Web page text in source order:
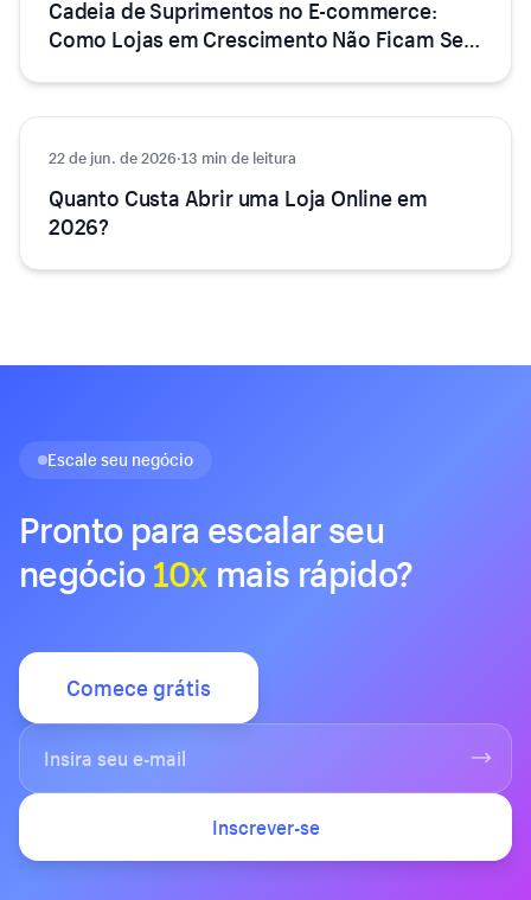
Cadeia de Suprimentos no E-commerce:
Como Lojas em Crescimento Não Ficam Sem
E-commerce
22 de jun. de 2026·13 min de leitura
Quanto Custa Abrir uma Loja Online em
2026?
Escale seu negócio
Pronto para escalar seu
negócio10x mais rápido?
Comece grátis
Inscrever-se